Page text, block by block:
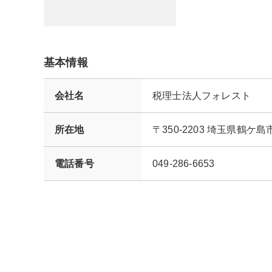
基本情報
会社名 税理士法人フォレスト
所在地 〒350-2203 埼玉県鶴ケ島
電話番号 049-286-6653